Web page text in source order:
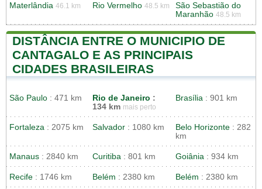
Materlândia 46.1 km Rio Vermelho 48.5 km
São Sebastião do
Maranhão 48.5 km
DISTÂNCIA ENTRE O MUNICIPIO DE
CANTAGALO E AS PRINCIPAIS
CIDADES BRASILEIRAS
São Paulo : 471 km Rio de Janeiro :
134 km mais perto
Brasília : 901 km
Fortaleza : 2075 km Salvador : 1080 km Belo Horizonte : 282
km
Manaus : 2840 km Curitiba : 801 km Goiânia : 934 km
Recife : 1746 km Belém : 2380 km Belém : 2380 km